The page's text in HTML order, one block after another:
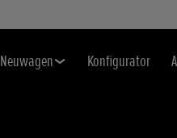
Neuwagen Konfigurator